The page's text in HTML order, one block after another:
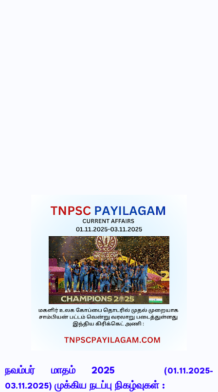
நவம்பர் மாதம் 2025
(01.11.2025-
03.11.2025) முக்கிய நடப்பு நிகழ்வுகள் :